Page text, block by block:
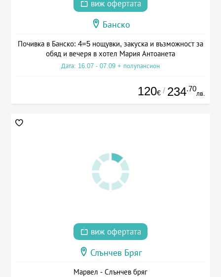
виж офертата
Банско
Почивка в Банско: 4=5 нощувки, закуска и възможност за
обяд и вечеря в хотел Мария Антоанета
Дата: 16.07 - 07.09 + полупансион
120€ / 234.70
лв.
виж офертата
Слънчев Бряг
Марвел - Слънчев бряг